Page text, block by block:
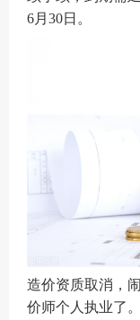
6月30日。
造价资质取消，
价师个人执业了